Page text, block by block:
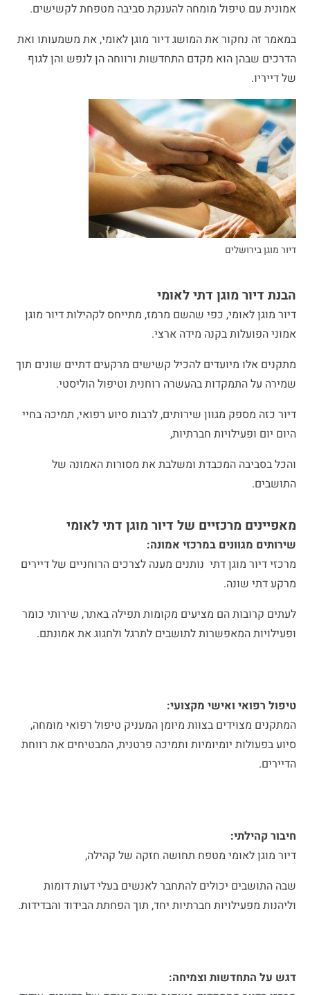
אמונית עם טיפול מומחה להענקת סביבה מטפחת לקשישים.
במאמר זה נחקור את המושג דיור מוגן לאומי, את משמעותו ואת
הדרכים שבהן הוא מקדם התחדשות ורווחה הן לנפש והן לגוף
של דייריו.
דיור מוגן בירושלים
הבנת דיור מוגן דתי לאומי
דיור מוגן לאומי, כפי שהשם מרמז, מתייחס לקהילות דיור מוגן
אמוני הפועלות בקנה מידה ארצי.
מתקנים אלו מיועדים להכיל קשישים מרקעים דתיים שונים תוך
שמירה על התמקדות בהעשרה רוחנית וטיפול הוליסטי.
דיור כזה מספק מגוון שירותים, לרבות סיוע רפואי, תמיכה בחיי
היום יום ופעילויות חברתיות,
והכל בסביבה המכבדת ומשלבת את מסורות האמונה של
התושבים.
מאפיינים מרכזיים של דיור מוגן דתי לאומי
שירותים מגוונים במרכזי אמונה:
מרכזי דיור מוגן דתי נותנים מענה לצרכים הרוחניים של דיירים
מרקע דתי שונה.
לעתים קרובות הם מציעים מקומות תפילה באתר, שירותי כומר
ופעילויות המאפשרות לתושבים לתרגל ולחגוג את אמונתם.
טיפול רפואי ואישי מקצועי:
המתקנים מצוידים בצוות מיומן המעניק טיפול רפואי מומחה,
סיוע בפעולות יומיומיות ותמיכה פרטנית, המבטיחים את רווחת
הדיירים.
חיבור קהילתי:
דיור מוגן לאומי מטפח תחושה חזקה של קהילה,
שבה התושבים יכולים להתחבר לאנשים בעלי דעות דומות
וליהנות מפעילויות חברתיות יחד, תוך הפחתת הבידוד והבדידות.
דגש על התחדשות וצמיחה: